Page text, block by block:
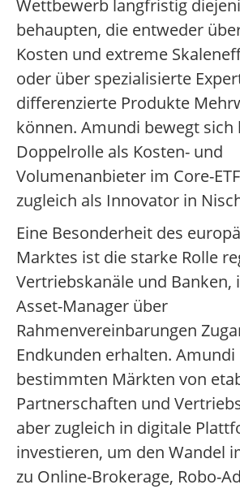
Wettbewerb langfristig
behaupten, die entweder
Kosten und extreme
oder über spezialisierte
differenzierte Produkte
können. Amundi bewegt sich
Doppelrolle als Kosten- und
Volumenanbieter im Core-
zugleich als Innovator in
Eine Besonderheit des
Marktes ist die starke Rolle
Vertriebskanäle und Banken,
Asset-Manager über
Rahmenvereinbarungen
Endkunden erhalten.
bestimmten Märkten von
Partnerschaften und
aber zugleich in digitale
investieren, um den Wandel
zu Online-Brokerage, Robo-